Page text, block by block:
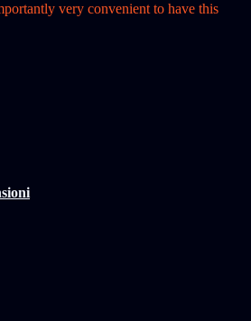
very convenient to have this